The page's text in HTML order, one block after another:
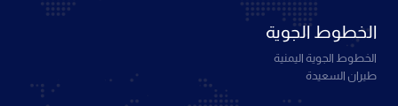
الخطوط الجوية
الخطوط الجوية اليمنية
طيران السعيدة